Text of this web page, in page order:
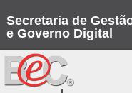
Secretaria de
e Governo Digital